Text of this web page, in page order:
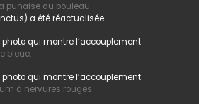
punaise du bouleau
a été réactualisée.
photo qui montre l’accouplement
bleue.
photo qui montre l’accouplement
à nervures rouges.